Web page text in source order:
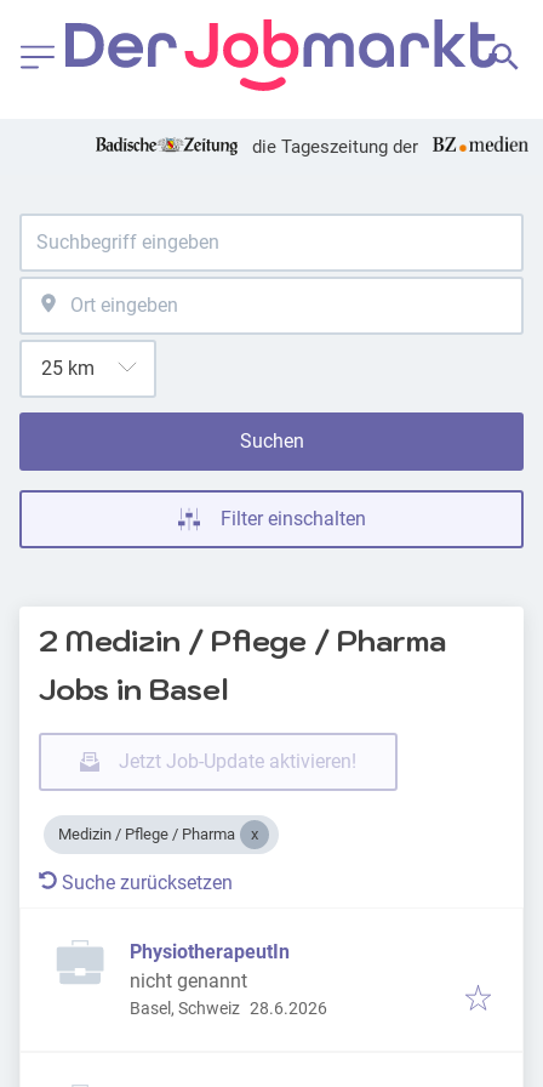
die Tageszeitung der
Suchen
Filter einschalten
2 Medizin / Pflege / Pharma
Jobs in Basel
Jetzt Job-Update aktivieren!
Medizin / Pflege / Pharma
Suche zurücksetzen
PhysiotherapeutIn
nicht genannt
Basel, Schweiz Veröffentlicht
28.6.2026